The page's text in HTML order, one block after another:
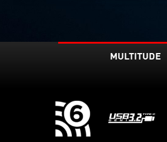
MULTITUDE